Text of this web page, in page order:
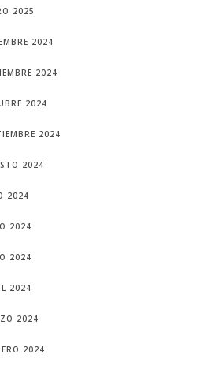
2025
2024
2024
2024
2024
2024
2024
2024
2024
2024
2024
2024